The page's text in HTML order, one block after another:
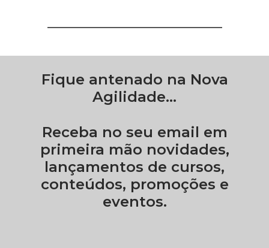
Fique antenado na Nova
Agilidade...
Receba no seu email em
primeira mão novidades,
lançamentos de cursos,
conteúdos, promoções e
eventos.